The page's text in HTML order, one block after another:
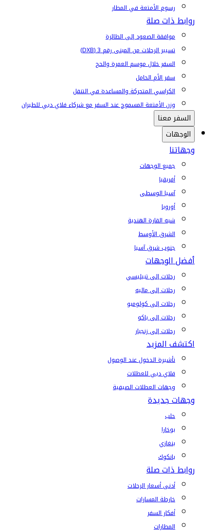
رسوم الأمتعة في المطار
روابط ذات صلة
موافقة الصعود إلى الطائرة
تسيير الرحلات من المبنى رقم 3 (DXB)
السفر خلال موسم العمرة والحج
سفر الأم الحامل
الكراسي المتحركة والمساعدة في التنقل
وزن الأمتعة المسموح عند السفر مع شركاء فلاي دبي للطيران
السفر معنا
الوجهات
وجهاتنا
جميع الوجهات
أفريقيا
آسيا الوسطى
أوروبا
شبه القارة الهندية
الشرق الأوسط
جنوب شرق آسيا
أفضل الوجهات
رحلات إلى تبيليسي
رحلات إلى ماليه
رحلات إلى كولومبو
رحلات إلى باكو
رحلات إلى زنجبار
اكتشف المزيد
تأشيرة الدخول عند الوصول
فلاي دبي للعطلات
وجهات العطلات الصيفية
وجهات جديدة
حلب
بوخارا
بنغازي
بانكوك
روابط ذات صلة
أدنى أسعار الرحلات
خارطة المسارات
أفكار السفر
المطارات